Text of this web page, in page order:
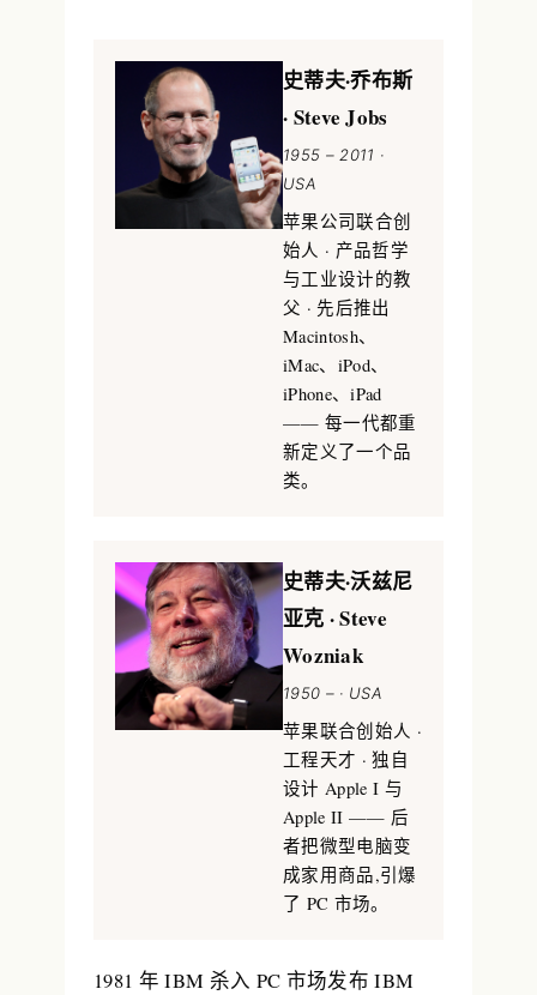
史蒂夫·乔布斯
· Steve Jobs
1955 – 2011 ·
USA
苹果公司联合创
始人 · 产品哲学
与工业设计的教
父 · 先后推出
Macintosh、
iMac、iPod、
iPhone、iPad
—— 每一代都重
新定义了一个品
类。
史蒂夫·沃兹尼
亚克 · Steve
Wozniak
1950 – · USA
苹果联合创始人 ·
工程天才 · 独自
设计 Apple I 与
Apple II —— 后
者把微型电脑变
成家用商品,引爆
了 PC 市场。
1981 年 IBM 杀入 PC 市场发布IBM